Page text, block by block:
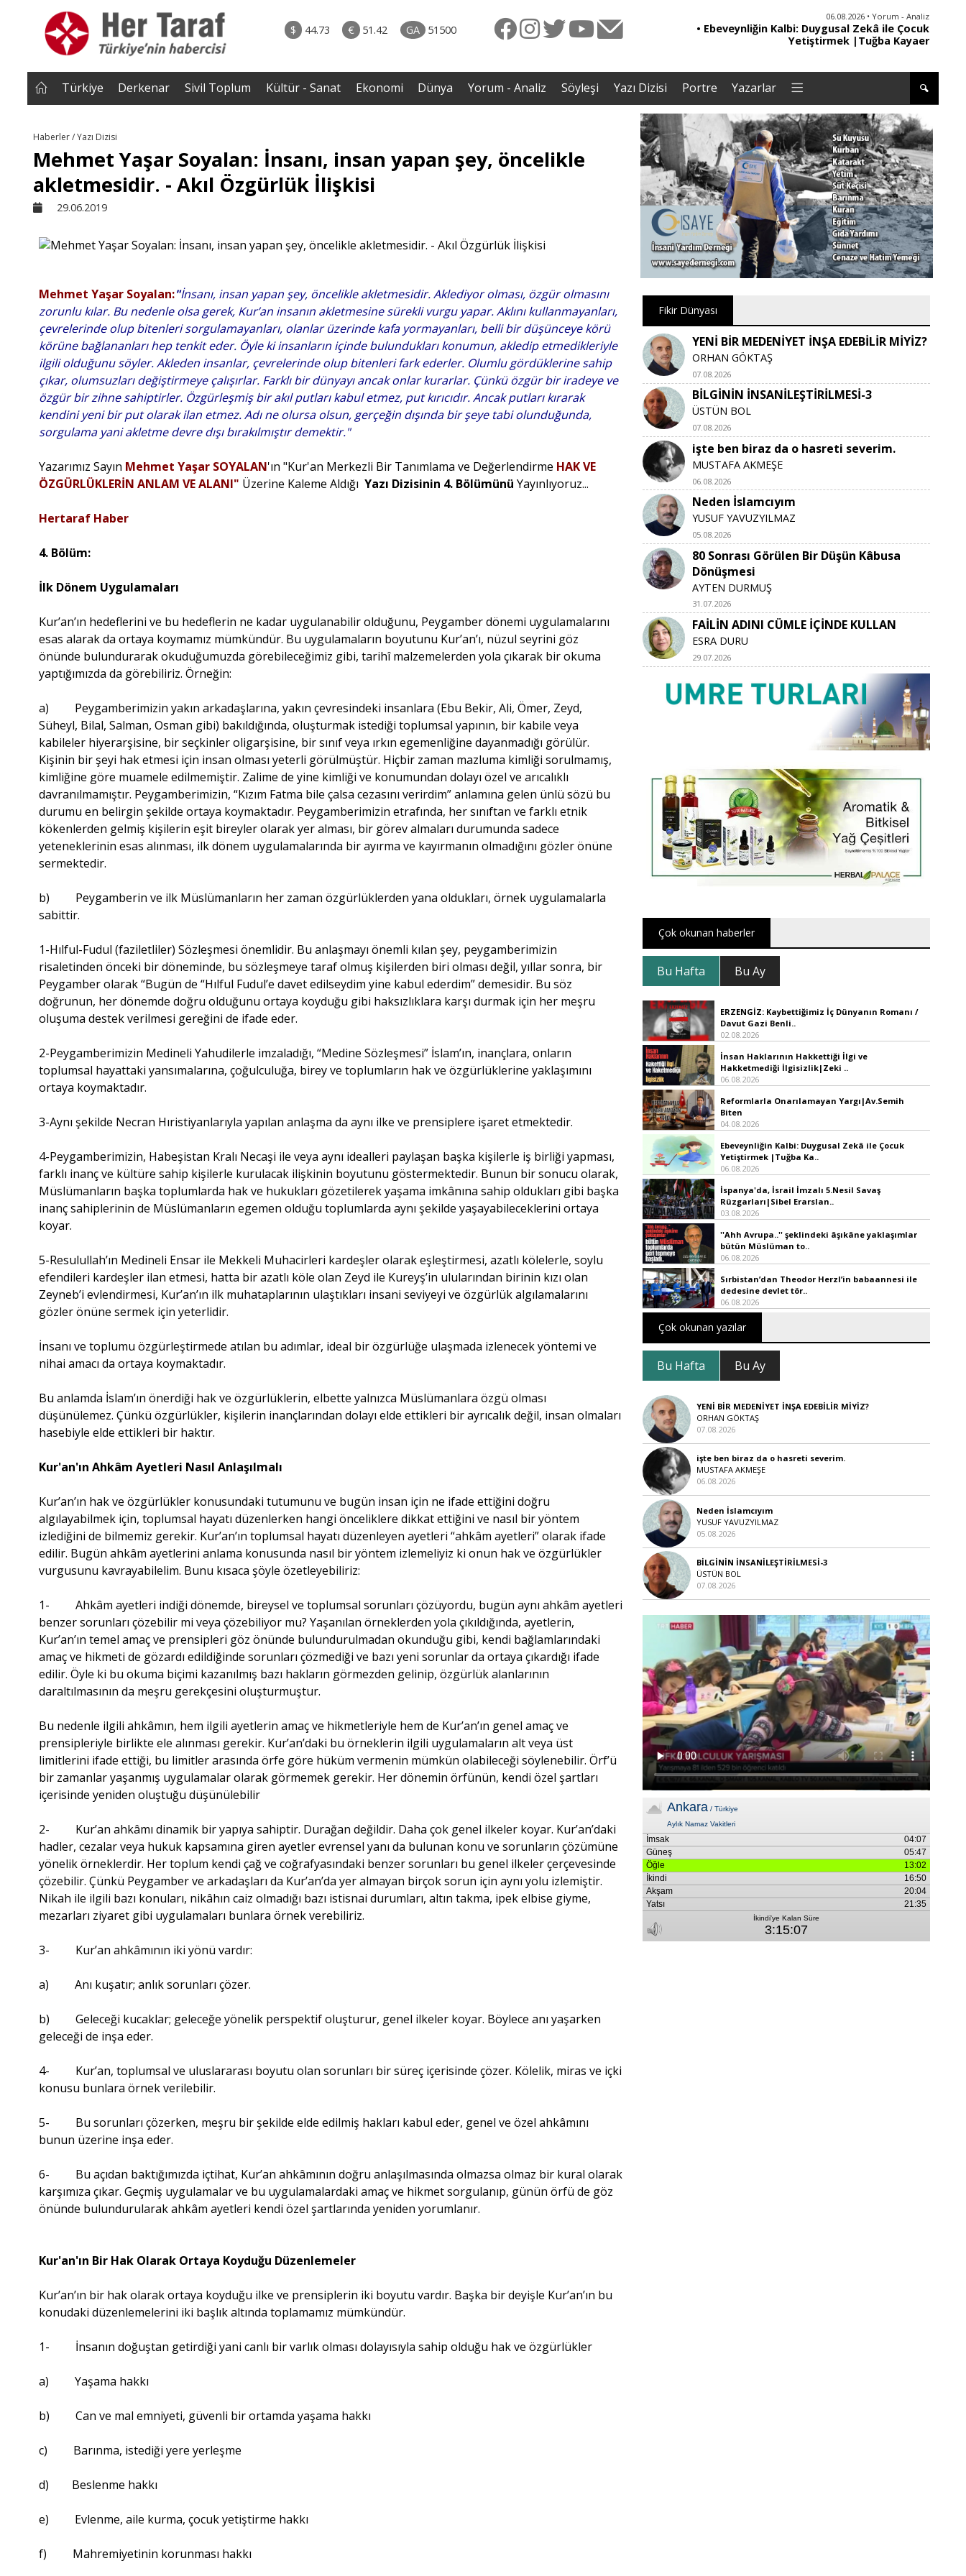
$ 44.73 € 51.42 GA 51500
• Türkiye, Pakistan ve Suudi Arabistan imzayı attı!
Mekke Anlaşması yürürlüğe girdi
• Gannuşi'nin serbest bırakılması için çağrı
06.08.2026 • Yorum - Analiz
• Ebeveynliğin Kalbi: Duygusal Zekâ ile Çocuk
Yetiştirmek |Tuğba Kayaer
Türkiye Derkenar Sivil Toplum Kültür - Sanat Ekonomi Dünya Yorum - Analiz Söyleşi Yazı Dizisi Portre Yazarlar
Haberler / Yazı Dizisi
Mehmet Yaşar Soyalan: İnsanı, insan yapan şey, öncelikle
akletmesidir. - Akıl Özgürlük İlişkisi
29.06.2019
Mehmet Yaşar Soyalan:"İnsanı, insan yapan şey, öncelikle akletmesidir. Aklediyor olması, özgür olmasını
zorunlu kılar. Bu nedenle olsa gerek, Kur’an insanın akletmesine sürekli vurgu yapar. Aklını kullanmayanları,
çevrelerinde olup bitenleri sorgulamayanları, olanlar üzerinde kafa yormayanları, belli bir düşünceye körü
körüne bağlananları hep tenkit eder. Öyle ki insanların içinde bulundukları konumun, akledip etmedikleriyle
ilgili olduğunu söyler. Akleden insanlar, çevrelerinde olup bitenleri fark ederler. Olumlu gördüklerine sahip
çıkar, olumsuzları değiştirmeye çalışırlar. Farklı bir dünyayı ancak onlar kurarlar. Çünkü özgür bir iradeye ve
özgür bir zihne sahiptirler. Özgürleşmiş bir akıl putları kabul etmez, put kırıcıdır. Ancak putları kırarak
kendini yeni bir put olarak ilan etmez. Adı ne olursa olsun, gerçeğin dışında bir şeye tabi olunduğunda,
sorgulama yani akletme devre dışı bırakılmıştır demektir."
Yazarımız Sayın Mehmet Yaşar SOYALAN'ın "Kur'an Merkezli Bir Tanımlama ve Değerlendirme HAK VE
ÖZGÜRLÜKLERİN ANLAM VE ALANI" Üzerine Kaleme AldığıYazı Dizisinin 4. BölümünüYayınlıyoruz...
Hertaraf Haber
4. Bölüm:
İlk Dönem Uygulamaları
Kur’an’ın hedeflerini ve bu hedeflerin ne kadar uygulanabilir olduğunu, Peygamber dönemi uygulamalarını
esas alarak da ortaya koymamız mümkündür. Bu uygulamaların boyutunu Kur’an’ı, nüzul seyrini göz
önünde bulundurarak okuduğumuzda görebileceğimiz gibi, tarihî malzemelerden yola çıkarak bir okuma
yaptığımızda da görebiliriz. Örneğin:
a) Peygamberimizin yakın arkadaşlarına, yakın çevresindeki insanlara (Ebu Bekir, Ali, Ömer, Zeyd,
Süheyl, Bilal, Salman, Osman gibi) bakıldığında, oluşturmak istediği toplumsal yapının, bir kabile veya
kabileler hiyerarşisine, bir seçkinler oligarşisine, bir sınıf veya ırkın egemenliğine dayanmadığı görülür.
Kişinin bir şeyi hak etmesi için insan olması yeterli görülmüştür. Hiçbir zaman mazluma kimliği sorulmamış,
kimliğine göre muamele edilmemiştir. Zalime de yine kimliği ve konumundan dolayı özel ve arıcalıklı
davranılmamıştır. Peygamberimizin, “Kızım Fatma bile çalsa cezasını verirdim” anlamına gelen ünlü sözü bu
durumu en belirgin şekilde ortaya koymaktadır. Peygamberimizin etrafında, her sınıftan ve farklı etnik
kökenlerden gelmiş kişilerin eşit bireyler olarak yer alması, bir görev almaları durumunda sadece
yeteneklerinin esas alınması, ilk dönem uygulamalarında bir ayırma ve kayırmanın olmadığını gözler önüne
sermektedir.
b) Peygamberin ve ilk Müslümanların her zaman özgürlüklerden yana oldukları, örnek uygulamalarla
sabittir.
1-Hılful-Fudul (faziletliler) Sözleşmesi önemlidir. Bu anlaşmayı önemli kılan şey, peygamberimizin
risaletinden önceki bir döneminde, bu sözleşmeye taraf olmuş kişilerden biri olması değil, yıllar sonra, bir
Peygamber olarak “Bugün de “Hılful Fudul’e davet edilseydim yine kabul ederdim” demesidir. Bu söz
doğrunun, her dönemde doğru olduğunu ortaya koyduğu gibi haksızlıklara karşı durmak için her meşru
oluşuma destek verilmesi gereğini de ifade eder.
2-Peygamberimizin Medineli Yahudilerle imzaladığı, “Medine Sözleşmesi” İslam’ın, inançlara, onların
toplumsal hayattaki yansımalarına, çoğulculuğa, birey ve toplumların hak ve özgürlüklerine yaklaşımını
ortaya koymaktadır.
3-Aynı şekilde Necran Hıristiyanlarıyla yapılan anlaşma da aynı ilke ve prensiplere işaret etmektedir.
4-Peygamberimizin, Habeşistan Kralı Necaşi ile veya aynı idealleri paylaşan başka kişilerle iş birliği yapması,
farklı inanç ve kültüre sahip kişilerle kurulacak ilişkinin boyutunu göstermektedir. Bunun bir sonucu olarak,
Müslümanların başka toplumlarda hak ve hukukları gözetilerek yaşama imkânına sahip oldukları gibi başka
inanç sahiplerinin de Müslümanların egemen olduğu toplumlarda aynı şekilde yaşayabileceklerini ortaya
koyar.
5-Resulullah’ın Medineli Ensar ile Mekkeli Muhacirleri kardeşler olarak eşleştirmesi, azatlı kölelerle, soylu
efendileri kardeşler ilan etmesi, hatta bir azatlı köle olan Zeyd ile Kureyş’in ulularından birinin kızı olan
Zeyneb’i evlendirmesi, Kur’an’ın ilk muhataplarının ulaştıkları insani seviyeyi ve özgürlük algılamalarını
gözler önüne sermek için yeterlidir.
İnsanı ve toplumu özgürleştirmede atılan bu adımlar, ideal bir özgürlüğe ulaşmada izlenecek yöntemi ve
nihai amacı da ortaya koymaktadır.
Bu anlamda İslam’ın önerdiği hak ve özgürlüklerin, elbette yalnızca Müslümanlara özgü olması
düşünülemez. Çünkü özgürlükler, kişilerin inançlarından dolayı elde ettikleri bir ayrıcalık değil, insan olmaları
hasebiyle elde ettikleri bir haktır.
Kur'an'ın Ahkâm Ayetleri Nasıl Anlaşılmalı
Kur’an’ın hak ve özgürlükler konusundaki tutumunu ve bugün insan için ne ifade ettiğini doğru
algılayabilmek için, toplumsal hayatı düzenlerken hangi önceliklere dikkat ettiğini ve nasıl bir yöntem
izlediğini de bilmemiz gerekir. Kur’an’ın toplumsal hayatı düzenleyen ayetleri “ahkâm ayetleri” olarak ifade
edilir. Bugün ahkâm ayetlerini anlama konusunda nasıl bir yöntem izlemeliyiz ki onun hak ve özgürlükler
vurgusunu kavrayabilelim. Bunu kısaca şöyle özetleyebiliriz:
1- Ahkâm ayetleri indiği dönemde, bireysel ve toplumsal sorunları çözüyordu, bugün aynı ahkâm ayetleri
benzer sorunları çözebilir mi veya çözebiliyor mu? Yaşanılan örneklerden yola çıkıldığında, ayetlerin,
Kur’an’ın temel amaç ve prensipleri göz önünde bulundurulmadan okunduğu gibi, kendi bağlamlarındaki
amaç ve hikmeti de gözardı edildiğinde sorunları çözmediği ve bazı yeni sorunlar da ortaya çıkardığı ifade
edilir. Öyle ki bu okuma biçimi kazanılmış bazı hakların görmezden gelinip, özgürlük alanlarının
daraltılmasının da meşru gerekçesini oluşturmuştur.
Bu nedenle ilgili ahkâmın, hem ilgili ayetlerin amaç ve hikmetleriyle hem de Kur’an’ın genel amaç ve
prensipleriyle birlikte ele alınması gerekir. Kur’an’daki bu örneklerin ilgili uygulamaların alt veya üst
limitlerini ifade ettiği, bu limitler arasında örfe göre hüküm vermenin mümkün olabileceği söylenebilir. Örf’ü
bir zamanlar yaşanmış uygulamalar olarak görmemek gerekir. Her dönemin örfünün, kendi özel şartları
içerisinde yeniden oluştuğu düşünülebilir
2- Kur’an ahkâmı dinamik bir yapıya sahiptir. Durağan değildir. Daha çok genel ilkeler koyar. Kur’an’daki
hadler, cezalar veya hukuk kapsamına giren ayetler evrensel yanı da bulunan konu ve sorunların çözümüne
yönelik örneklerdir. Her toplum kendi çağ ve coğrafyasındaki benzer sorunları bu genel ilkeler çerçevesinde
çözebilir. Çünkü Peygamber ve arkadaşları da Kur’an’da yer almayan birçok sorun için aynı yolu izlemiştir.
Nikah ile ilgili bazı konuları, nikâhın caiz olmadığı bazı istisnai durumları, altın takma, ipek elbise giyme,
mezarları ziyaret gibi uygulamaları bunlara örnek verebiliriz.
3- Kur’an ahkâmının iki yönü vardır:
a) Anı kuşatır; anlık sorunları çözer.
b) Geleceği kucaklar; geleceğe yönelik perspektif oluşturur, genel ilkeler koyar. Böylece anı yaşarken
geleceği de inşa eder.
4- Kur’an, toplumsal ve uluslararası boyutu olan sorunları bir süreç içerisinde çözer. Kölelik, miras ve içki
konusu bunlara örnek verilebilir.
5- Bu sorunları çözerken, meşru bir şekilde elde edilmiş hakları kabul eder, genel ve özel ahkâmını
bunun üzerine inşa eder.
6- Bu açıdan baktığımızda içtihat, Kur’an ahkâmının doğru anlaşılmasında olmazsa olmaz bir kural olarak
karşımıza çıkar. Geçmiş uygulamalar ve bu uygulamalardaki amaç ve hikmet sorgulanıp, günün örfü de göz
önünde bulundurularak ahkâm ayetleri kendi özel şartlarında yeniden yorumlanır.
Kur'an'ın Bir Hak Olarak Ortaya Koyduğu Düzenlemeler
Kur’an’ın bir hak olarak ortaya koyduğu ilke ve prensiplerin iki boyutu vardır. Başka bir deyişle Kur’an’ın bu
konudaki düzenlemelerini iki başlık altında toplamamız mümkündür.
1- İnsanın doğuştan getirdiği yani canlı bir varlık olması dolayısıyla sahip olduğu hak ve özgürlükler
a) Yaşama hakkı
b) Can ve mal emniyeti, güvenli bir ortamda yaşama hakkı
c) Barınma, istediği yere yerleşme
d) Beslenme hakkı
e) Evlenme, aile kurma, çocuk yetiştirme hakkı
f) Mahremiyetinin korunması hakkı
Fikir Dünyası
YENİ BİR MEDENİYET İNŞA EDEBİLİR MİYİZ?
ORHAN GÖKTAŞ
07.08.2026
BİLGİNİN İNSANİLEŞTİRİLMESİ-3
ÜSTÜN BOL
07.08.2026
işte ben biraz da o hasreti severim.
MUSTAFA AKMEŞE
06.08.2026
Neden İslamcıyım
YUSUF YAVUZYILMAZ
05.08.2026
80 Sonrası Görülen Bir Düşün Kâbusa
Dönüşmesi
AYTEN DURMUŞ
31.07.2026
FAİLİN ADINI CÜMLE İÇİNDE KULLAN
ESRA DURU
29.07.2026
Çok okunan haberler
Bu Hafta Bu Ay
ERZENGİZ: Kaybettiğimiz İç Dünyanın Romanı /
Davut Gazi Benli..
02.08.2026
İnsan Haklarının Hakkettiği İlgi ve
Hakketmediği İlgisizlik|Zeki ..
06.08.2026
Reformlarla Onarılamayan Yargı|Av.Semih
Biten
04.08.2026
Ebeveynliğin Kalbi: Duygusal Zekâ ile Çocuk
Yetiştirmek |Tuğba Ka..
06.08.2026
İspanya'da, İsrail İmzalı 5.Nesil Savaş
Rüzgarları|Sibel Erarslan..
03.08.2026
''Ahh Avrupa..'' şeklindeki âşıkâne yaklaşımlar
bütün Müslüman to..
06.08.2026
Sırbistan’dan Theodor Herzl’in babaannesi ile
dedesine devlet tör..
06.08.2026
Çok okunan yazılar
Bu Hafta Bu Ay
YENİ BİR MEDENİYET İNŞA EDEBİLİR MİYİZ?
ORHAN GÖKTAŞ
07.08.2026
işte ben biraz da o hasreti severim.
MUSTAFA AKMEŞE
06.08.2026
Neden İslamcıyım
YUSUF YAVUZYILMAZ
05.08.2026
BİLGİNİN İNSANİLEŞTİRİLMESİ-3
ÜSTÜN BOL
07.08.2026